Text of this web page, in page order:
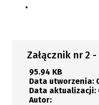
Załącznik nr 2
95.94 KB
Data utworzenia:
Data aktualizacji:
Autor: